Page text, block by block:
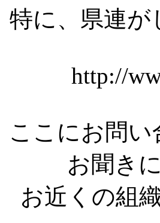
特に、県連が
http://
ここにお問
お聞き
お近くの組